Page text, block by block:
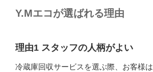
Y.Mエコが選ばれる理由
理由1 スタッフの人柄がよい
冷蔵庫回収サービスを選ぶ際、お客様